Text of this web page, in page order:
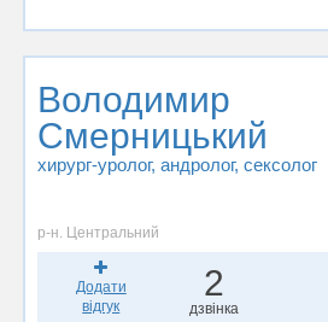
Володимир
Смерницький
хирург-уролог, андролог, сексолог
р-н. Центральний
Додати
відгук
2
дзвінка